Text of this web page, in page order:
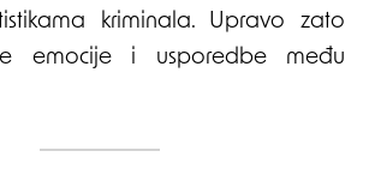
kriminala. Upravo zato
emocije i usporedbe među